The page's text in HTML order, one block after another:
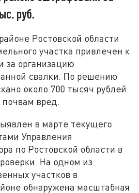
руб.
Ростовской области
участка привлечен к
за организацию
свалки. По решению
около 700 тысяч рублей
вред.
в марте текущего
Управления
по Ростовской области в
На одном из
участков в
обнаружена масштабная